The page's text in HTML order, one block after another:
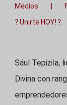
Medios
? Unirte HOY! ?
Sául Tepizila,
Divina con